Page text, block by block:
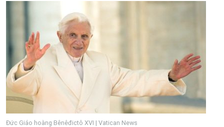
Đức Giáo hoàng Bênêđictô XVI | Vatican News